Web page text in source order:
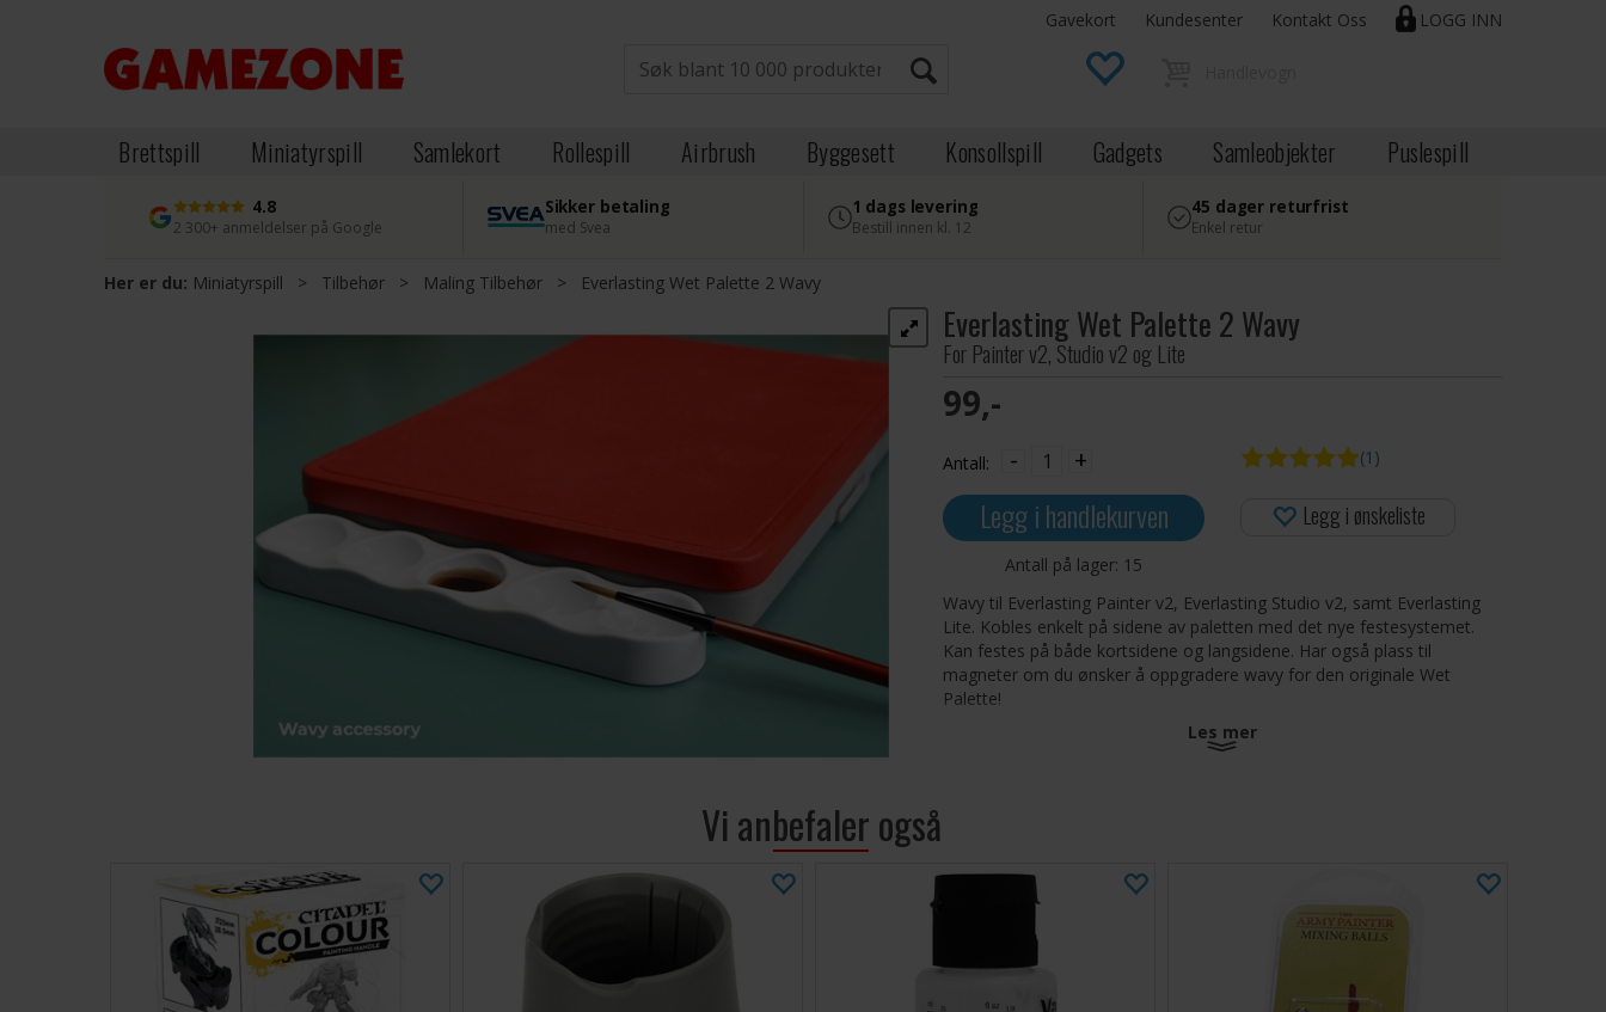
LOGG INN
Gavekort Kundesenter Kontakt Oss
Brettspill Miniatyrspill Samlekort Rollespill Airbrush Byggesett Konsollspill Gadgets Samleobjekter Puslespill
4.8
2 300+ anmeldelser på Google
Sikker betaling
med Svea
1 dags levering
Bestill innen kl. 12
45 dager returfrist
Enkel retur
Her er du: Miniatyrspill > Tilbehør > Maling Tilbehør > Everlasting Wet Palette 2 Wavy
Everlasting Wet Palette 2 Wavy
For Painter v2, Studio v2 og Lite
99,-
Antall: - +
Legg i handlekurven
Antall på lager: 15
(1)
Legg i ønskeliste
Wavy til Everlasting Painter v2, Everlasting Studio v2, samt Everlasting
Lite. Kobles enkelt på sidene av paletten med det nye festesystemet.
Kan festes på både kortsidene og langsidene. Har også plass til
magneter om du ønsker å oppgradere wavy for den originale Wet
Palette!
Les mer
Vi anbefaler også